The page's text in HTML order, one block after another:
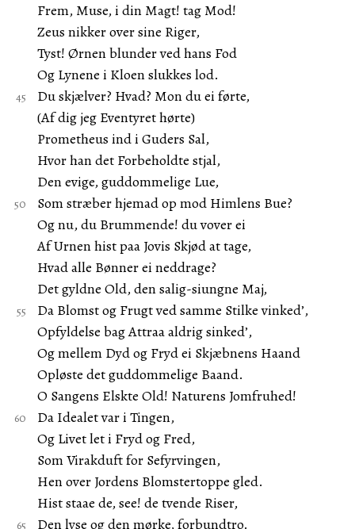
Frem, Muse, i din Magt! tag Mod!
Zeus nikker over sine Riger,
Tyst! Ørnen blunder ved hans Fod
Og Lynene i Kloen slukkes lod.
Du skjælver? Hvad? Mon du ei førte,
(Af dig jeg Eventyret hørte)
Prometheus ind i Guders Sal,
Hvor han det Forbeholdte stjal,
Den evige, guddommelige Lue,
Som stræber hjemad op mod Himlens Bue?
Og nu, du Brummende! du vover ei
Af Urnen hist paa Jovis Skjød at tage,
Hvad alle Bønner ei neddrage?
Det gyldne Old, den salig-siungne Maj,
Da Blomst og Frugt ved samme Stilke vinked’,
Opfyldelse bag Attraa aldrig sinked’,
Og mellem Dyd og Fryd ei Skjæbnens Haand
Opløste det guddommelige Baand.
O Sangens Elskte Old! Naturens Jomfruhed!
Da Idealet var i Tingen,
Og Livet let i Fryd og Fred,
Som Virakduft for Sefyrvingen,
Hen over Jordens Blomstertoppe gled.
Hist staae de, see! de tvende Riser,
Den lyse og den mørke, forbundtro.